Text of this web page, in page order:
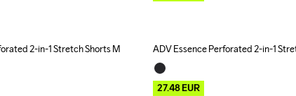
2-in-1 Stretch Shorts M Outlet
ADV Essence Perforated 2-in-1
27.48EUR